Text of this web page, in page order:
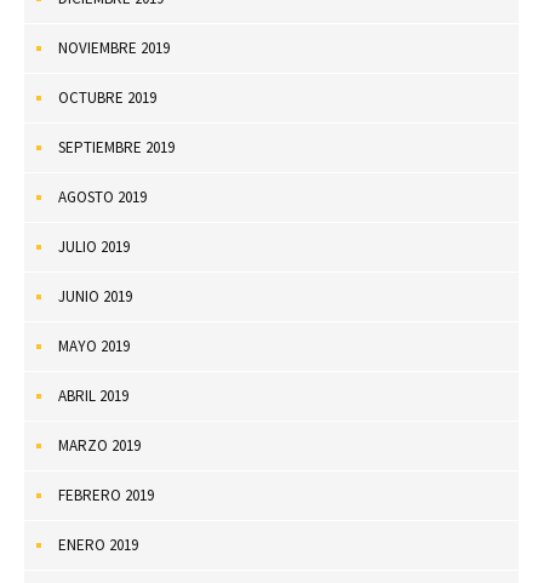
NOVIEMBRE 2019
OCTUBRE 2019
SEPTIEMBRE 2019
AGOSTO 2019
JULIO 2019
JUNIO 2019
MAYO 2019
ABRIL 2019
MARZO 2019
FEBRERO 2019
ENERO 2019